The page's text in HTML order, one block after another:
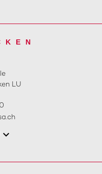
LU